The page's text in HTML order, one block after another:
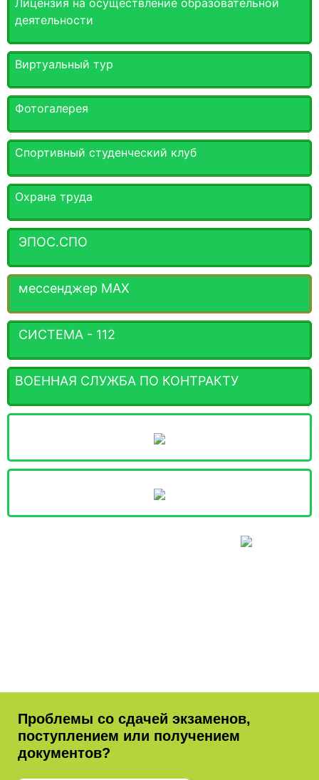
Лицензия на осуществление образовательной
деятельности
Виртуальный тур
Фотогалерея
Спортивный студенческий клуб
Охрана труда
ЭПОС.СПО
мессенджер MАХ
СИСТЕМА - 112
ВОЕННАЯ СЛУЖБА ПО КОНТРАКТУ
Проблемы со сдачей экзаменов,
поступлением или получением
документов?